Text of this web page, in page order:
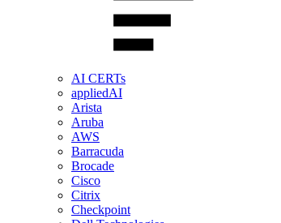
AI CERTs
appliedAI
Arista
Aruba
AWS
Barracuda
Brocade
Cisco
Citrix
Checkpoint